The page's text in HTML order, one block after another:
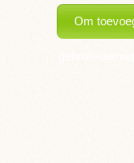
Om